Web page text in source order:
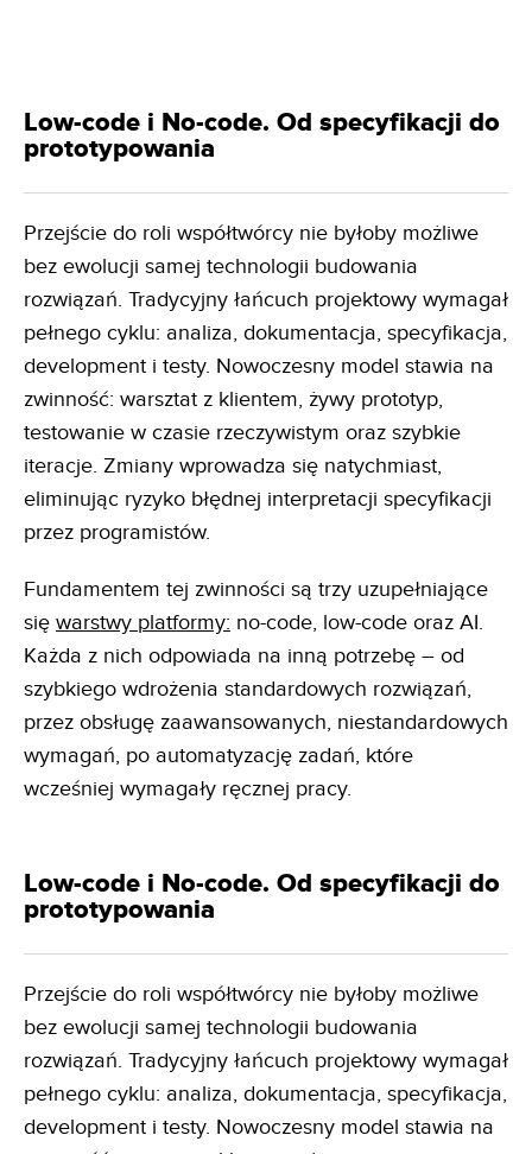
Low-code i No-code. Od specyfikacji do
prototypowania
Przejście do roli współtwórcy nie byłoby możliwe
bez ewolucji samej technologii budowania
rozwiązań. Tradycyjny łańcuch projektowy wymagał
pełnego cyklu: analiza, dokumentacja, specyfikacja,
development i testy. Nowoczesny model stawia na
zwinność: warsztat z klientem, żywy prototyp,
testowanie w czasie rzeczywistym oraz szybkie
iteracje. Zmiany wprowadza się natychmiast,
eliminując ryzyko błędnej interpretacji specyfikacji
przez programistów.
Fundamentem tej zwinności są trzy uzupełniające
się warstwy platformy: no-code, low-code oraz AI.
Każda z nich odpowiada na inną potrzebę – od
szybkiego wdrożenia standardowych rozwiązań,
przez obsługę zaawansowanych, niestandardowych
wymagań, po automatyzację zadań, które
wcześniej wymagały ręcznej pracy.
Low-code i No-code. Od specyfikacji do
prototypowania
Przejście do roli współtwórcy nie byłoby możliwe
bez ewolucji samej technologii budowania
rozwiązań. Tradycyjny łańcuch projektowy wymagał
pełnego cyklu: analiza, dokumentacja, specyfikacja,
development i testy. Nowoczesny model stawia na